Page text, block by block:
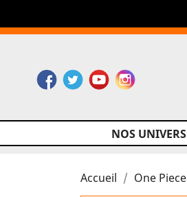
Facebook
TwitterYouTubeInstagram
NOS UNIVERS
Accueil One Piece